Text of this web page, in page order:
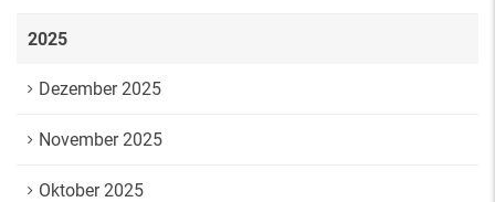
2025
Dezember 2025
November 2025
Oktober 2025